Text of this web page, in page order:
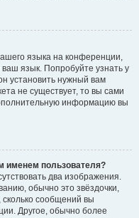
языка на конференции,
язык. Попробуйте узнать у
установить нужный вам
не существует, то вы сами
информацию вы
именем пользователя?
два изображения.
обычно это звёздочки,
сколько сообщений вы
Другое, обычно более